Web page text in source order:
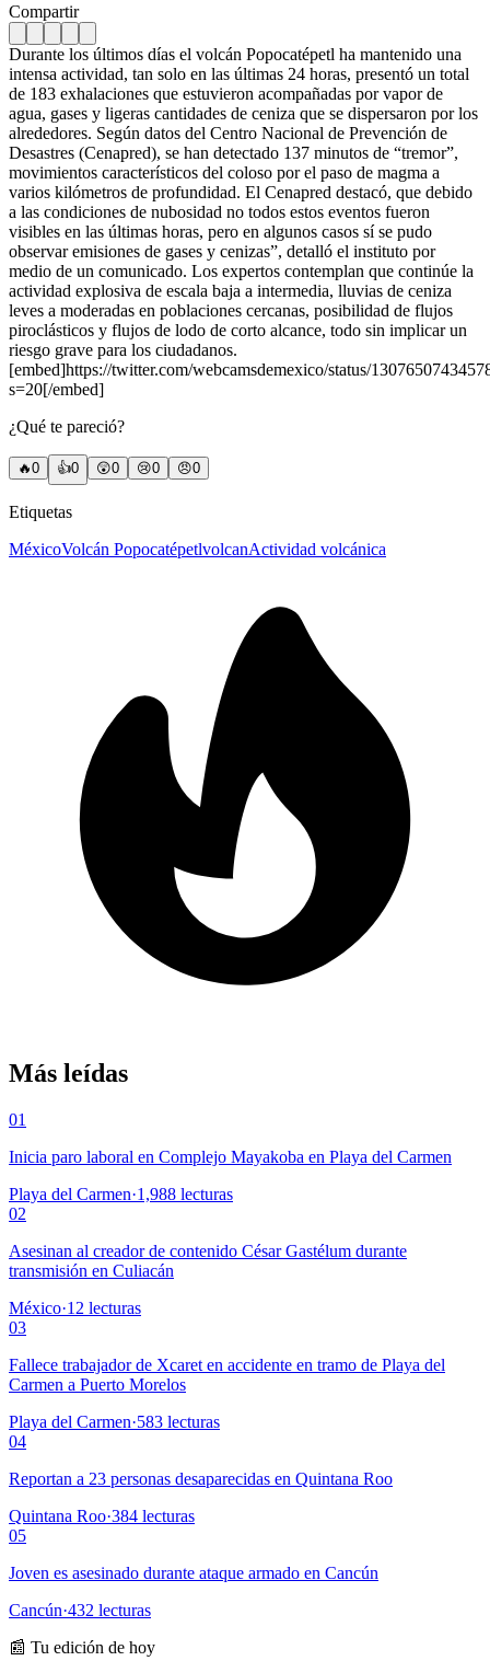
Compartir
Durante los últimos días el volcán Popocatépetl ha mantenido una
intensa actividad, tan solo en las últimas 24 horas, presentó un total
de 183 exhalaciones que estuvieron acompañadas por vapor de
agua, gases y ligeras cantidades de ceniza que se dispersaron por los
alrededores. Según datos del Centro Nacional de Prevención de
Desastres (Cenapred), se han detectado 137 minutos de “tremor”,
movimientos característicos del coloso por el paso de magma a
varios kilómetros de profundidad. El Cenapred destacó, que debido
a las condiciones de nubosidad no todos estos eventos fueron
visibles en las últimas horas, pero en algunos casos sí se pudo
observar emisiones de gases y cenizas”, detalló el instituto por
medio de un comunicado. Los expertos contemplan que continúe la
actividad explosiva de escala baja a intermedia, lluvias de ceniza
leves a moderadas en poblaciones cercanas, posibilidad de flujos
piroclásticos y flujos de lodo de corto alcance, todo sin implicar un
riesgo grave para los ciudadanos.
[embed]https://twitter.com/webcamsdemexico/status/
s=20[/embed]
¿Qué te pareció?
🔥0 👍0 😲0 😢0 😠0
Etiquetas
MéxicoVolcán PopocatépetlvolcanActividad volcánica
Más leídas
01
Inicia paro laboral en Complejo Mayakoba en Playa del Carmen
Playa del Carmen·1,988 lecturas
02
Asesinan al creador de contenido César Gastélum durante
transmisión en Culiacán
México·12 lecturas
03
Fallece trabajador de Xcaret en accidente en tramo de Playa del
Carmen a Puerto Morelos
Playa del Carmen·583 lecturas
04
Reportan a 23 personas desaparecidas en Quintana Roo
Quintana Roo·384 lecturas
05
Joven es asesinado durante ataque armado en Cancún
Cancún·432 lecturas
📰 Tu edición de hoy